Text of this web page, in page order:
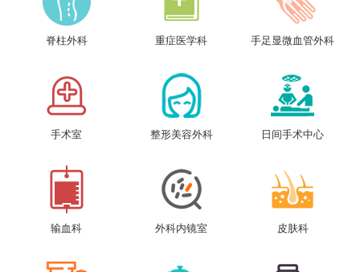
脊柱外科 重症医学科 手足显微血管外科
手术室 整形美容外科 日间手术中心
输血科 外科内镜室 皮肤科